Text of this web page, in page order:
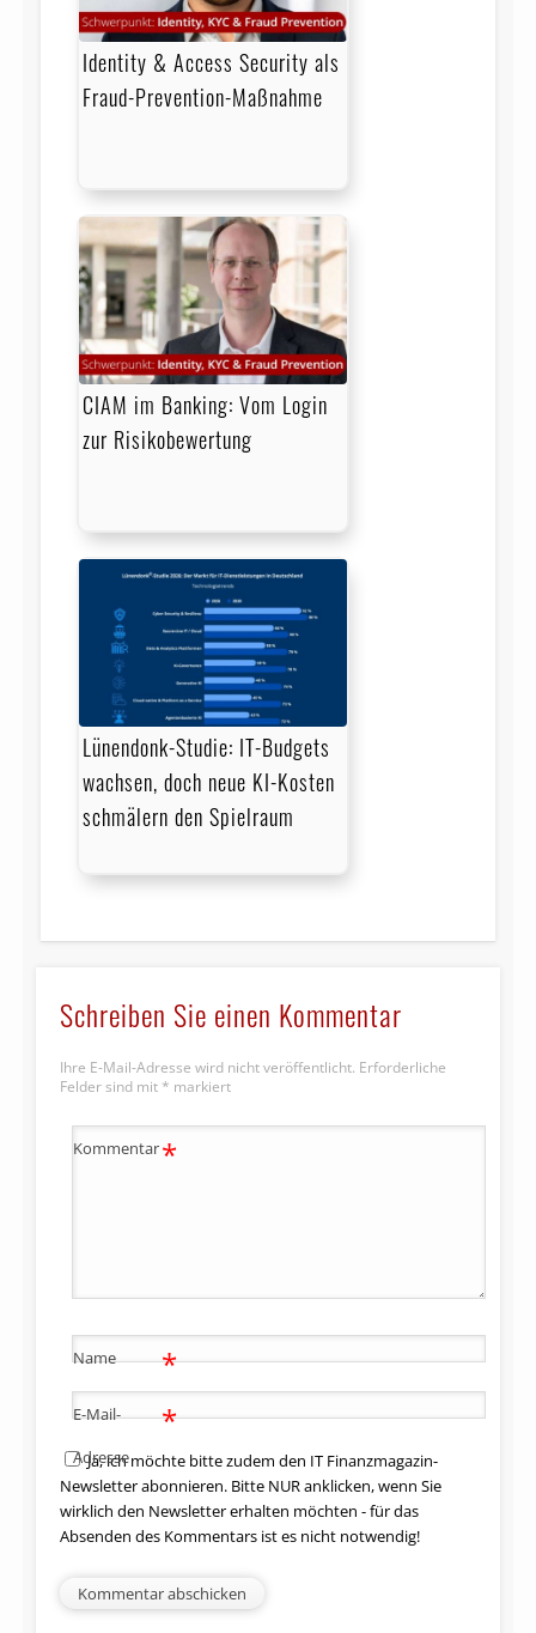
Identity & Access Security als
Fraud-Prevention-Maßnahme
CIAM im Banking: Vom Login
zur Risikobewertung
Lünendonk-Studie: IT-Budgets
wachsen, doch neue KI-Kosten
schmälern den Spielraum
Schreiben Sie einen Kommentar
Ihre E-Mail-Adresse wird nicht veröffentlicht. Erforderliche
Felder sind mit * markiert
Kommentar*
Name *
E-Mail-
Adresse
*
Ja, ich möchte bitte zudem den IT Finanzmagazin-
Newsletter abonnieren. Bitte NUR anklicken, wenn Sie
wirklich den Newsletter erhalten möchten - für das
Absenden des Kommentars ist es nicht notwendig!